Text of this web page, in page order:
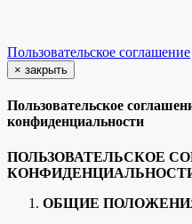
Пользовательское соглашение
× закрыть
Пользовательское
конфиденциальности
ПОЛЬЗОВАТЕЛЬСКОЕ
ОБЩИЕ